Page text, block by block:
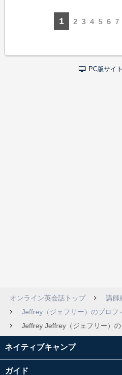
1 2 3 4 5 6 7
PC版サイ
オンライン英会話トップ
講師
Jeffrey（ジェフリー）のプロフ
Jeffrey Jeffrey（ジェフリー）
ネイティブキャンプ
ガイド